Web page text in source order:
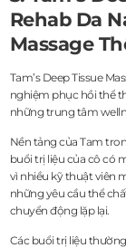
Rehab Da
Massage
Tam’s Deep Tissue
nghiệm phục hồi thể
những trung tâm
Nền tảng của Tam
buổi trị liệu của cô có
vì nhiều kỹ thuật viên
những yêu cầu thể
chuyển động lặp lại.
Các buổi trị liệu